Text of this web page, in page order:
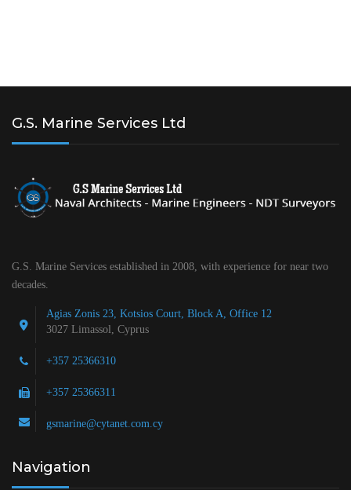
G.S. Marine Services Ltd
G.S. Marine Services established in 2008, with experience for near two
decades.
Agias Zonis 23, Kotsios Court, Block A, Office 12
3027 Limassol, Cyprus
+357 25366310
+357 25366311
gsmarine@cytanet.com.cy
Navigation